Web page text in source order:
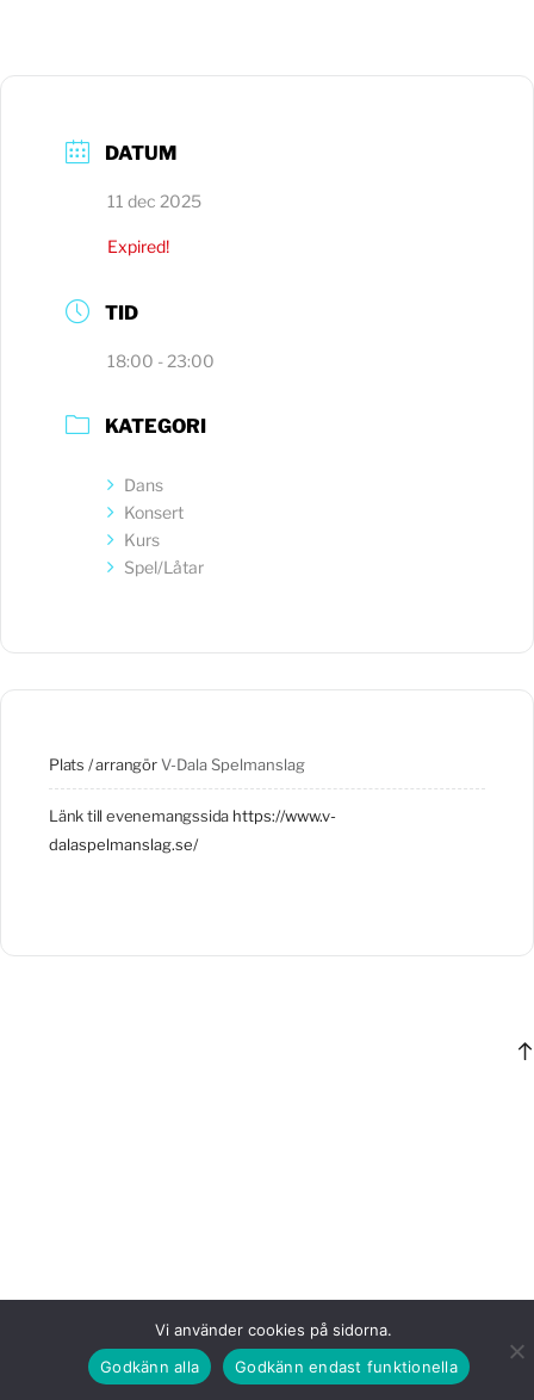
DATUM
11 dec 2025
Expired!
TID
18:00 - 23:00
KATEGORI
Dans
Konsert
Kurs
Spel/Låtar
Plats / arrangörV-Dala Spelmanslag
Länk till evenemangssida https://www.v-
dalaspelmanslag.se/
Vi använder cookies på sidorna.
Godkänn alla
Godkänn endast funktionella